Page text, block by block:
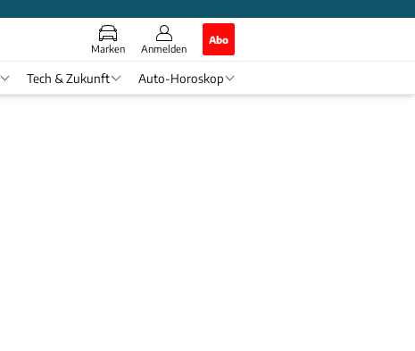
Marken Anmelden
Abo
Tech & Zukunft Auto-Horoskop